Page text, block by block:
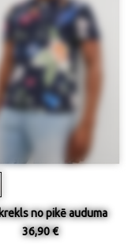
no pikē auduma
36,90 €